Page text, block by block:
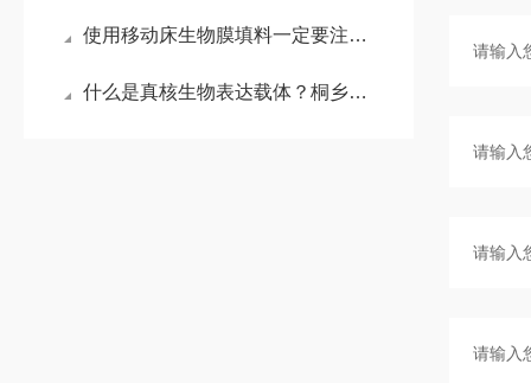
使用移动床生物膜填料一定要注意什么
什么是真核生物表达载体？桐乡小老板来为你揭秘